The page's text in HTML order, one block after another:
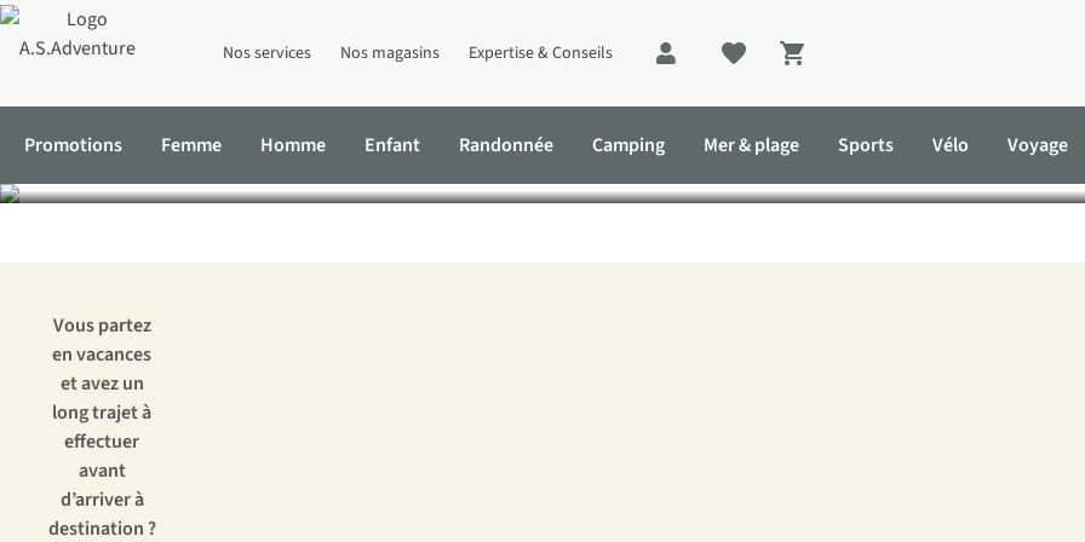
Nos services Nos magasins Expertise & Conseils
Shopping cart
Promotions Femme Homme Enfant Randonnée Camping Mer & plage Sports Vélo Voyage
Accueil Expertise & Conseils Les meilleurs podcasts pour s’émerveiller
Les meilleurs podcasts pour
Vous partez
en vacances
et avez un
long trajet à
effectuer
avant
d’arriver à
destination ?